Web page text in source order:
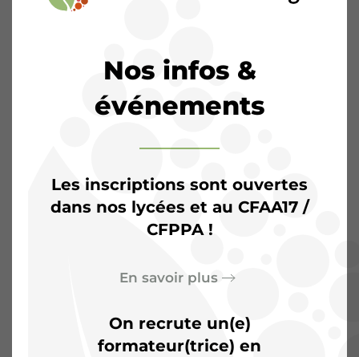
Saintonge :Plus qu’une
salle de classe, un terrain
d’aventures
Nos infos &
événements
Les inscriptions sont ouvertes
dans nos lycées et au CFAA17 /
CFPPA !
En savoir plus
On recrute un(e)
formateur(trice) en